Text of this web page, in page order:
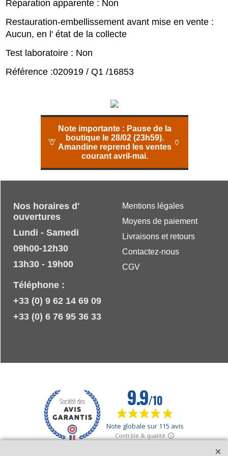
Réparation apparente : Non
Restauration-embellissement avant mise en vente :
Aucun, en l' état de la collecte
Test laboratoire : Non
Référence :020919 / Q1 /16853
🦒
Note importante : Pause de la
boutique le 28/02 (23h59).
Amandine reprend les ventes
courant avril-mai.
🏺
Mentions légales
Moyens de paiement
Livraisons et retours
Contactez-nous
CGV
Nos horaires d'
ouvertures
Lundi - Samedi
09h00-12h30
13h30 - 19h00
Téléphone :
+33 (0) 9 62 14 69 09
+33 (0) 6 76 95 36 33